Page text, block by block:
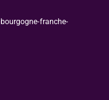
franche-